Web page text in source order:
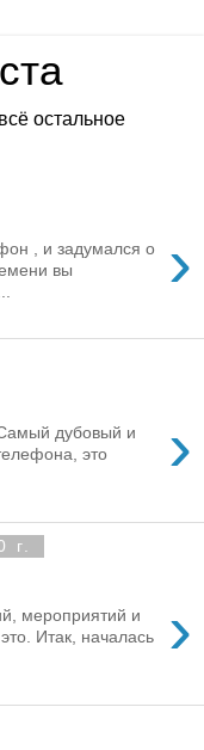
остальное
›
, и задумался о
вы
›
дубовый и
это
г.
›
мероприятий и
Итак, началась